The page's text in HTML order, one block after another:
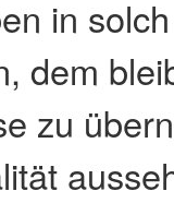
in
dem
zu